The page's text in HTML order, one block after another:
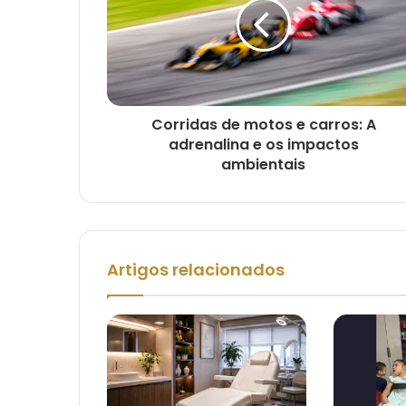
Corridas de motos e carros: A
adrenalina e os impactos
ambientais
Artigos relacionados